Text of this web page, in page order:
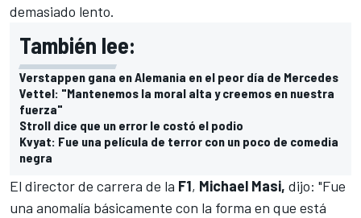
demasiado lento.
También lee:
Verstappen gana en Alemania en el peor día de Mercedes
Vettel: "Mantenemos la moral alta y creemos en nuestra
fuerza"
Stroll dice que un error le costó el podio
Kvyat: Fue una película de terror con un poco de comedia
negra
El director de carrera de la F1, Michael Masi, dijo: "Fue
una anomalía básicamente con la forma en que está